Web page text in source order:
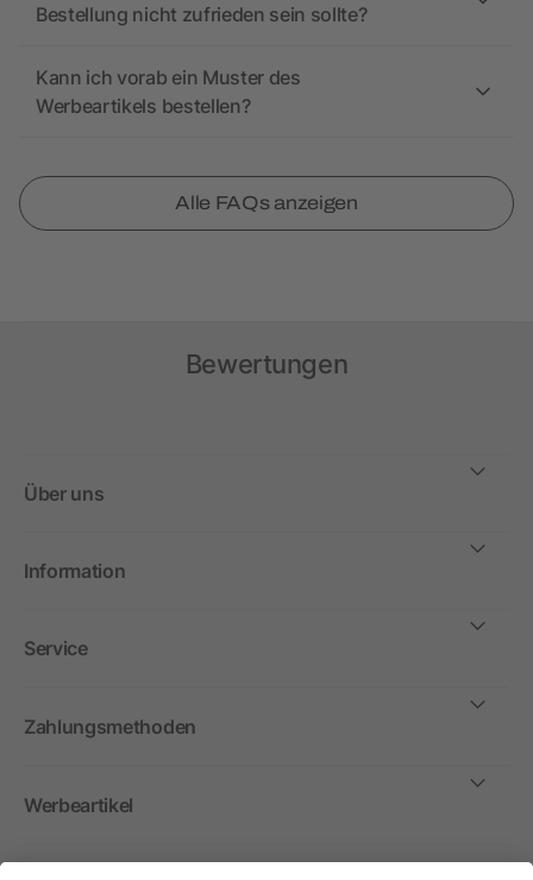
Bestellung nicht zufrieden sein sollte?
Kann ich vorab ein Muster des
Werbeartikels bestellen?
Alle FAQs anzeigen
Bewertungen
Über uns
Information
Service
Zahlungsmethoden
Werbeartikel